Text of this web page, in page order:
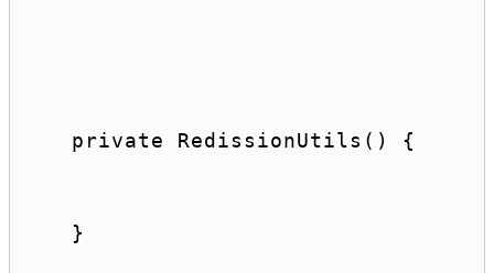
private RedissionUtils() {
}